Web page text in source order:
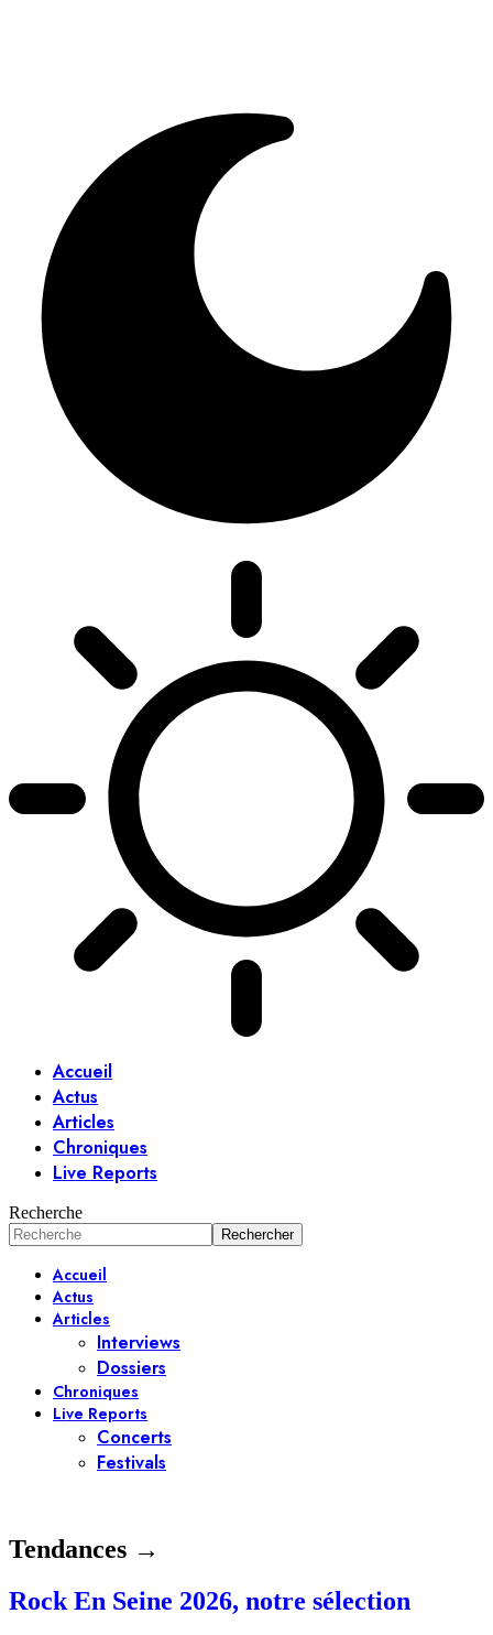
Accueil
Actus
Articles
Chroniques
Live Reports
Recherche
Accueil
Actus
Articles
Interviews
Dossiers
Chroniques
Live Reports
Concerts
Festivals
Tendances →
Rock En Seine 2026, notre sélection